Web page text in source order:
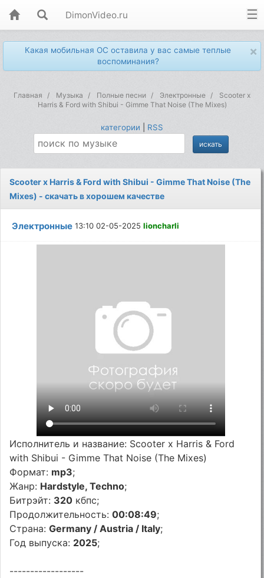
DimonVideo.ru
×
Какая мобильная ОС оставила у вас самые теплые
воспоминания?
Главная Музыка Полные песни Электронные
Scooter x
Harris & Ford with Shibui - Gimme That Noise (The Mixes)
категории RSS
Scooter x Harris & Ford with Shibui - Gimme That Noise (The
Mixes) - скачать в хорошем качестве
Электронные 13:10 02-05-2025lioncharli
Исполнитель и название: Scooter x Harris & Ford
with Shibui - Gimme That Noise (The Mixes)
Формат: mp3;
Жанр: Hardstyle, Techno;
Битрэйт: 320 кбпс;
Продолжительность:00:08:49;
Страна:Germany / Austria / Italy;
Год выпуска: 2025;
------------------